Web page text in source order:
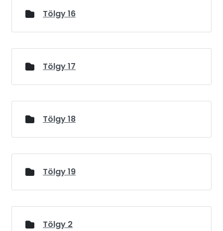
Tölgy 16
Tölgy 17
Tölgy 18
Tölgy 19
Tölgy 2